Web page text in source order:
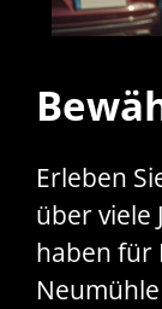
Erleben
über viele
haben für